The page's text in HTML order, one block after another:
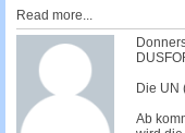
Read more...
Die UN
Ab